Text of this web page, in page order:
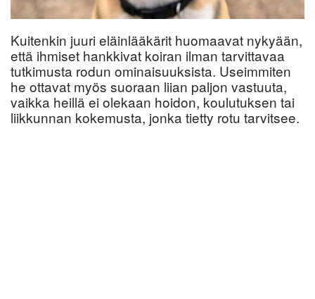
Kuitenkin juuri eläinlääkärit huomaavat nykyään,
että ihmiset hankkivat koiran ilman tarvittavaa
tutkimusta rodun ominaisuuksista. Useimmiten
he ottavat myös suoraan liian paljon vastuuta,
vaikka heillä ei olekaan hoidon, koulutuksen tai
liikkunnan kokemusta, jonka tietty rotu tarvitsee.